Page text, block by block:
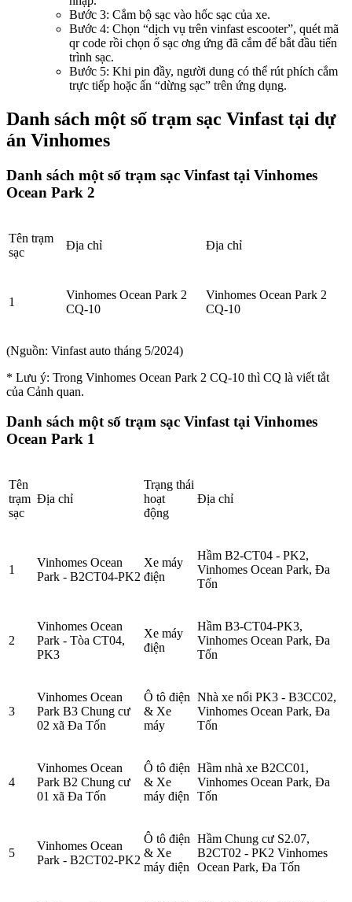
Bước 3: Cắm bộ sạc vào hốc sạc của xe.
Bước 4: Chọn “dịch vụ trên vinfast escooter”, quét mã
qr code rồi chọn ổ sạc ơng ứng đã cắm để bắt đầu tiến
trình sạc.
Bước 5: Khi pin đầy, người dung có thể rút phích cắm
trực tiếp hoặc ấn “dừng sạc” trên ứng dụng.
Danh sách một số trạm sạc Vinfast tại dự
án Vinhomes
Danh sách một số trạm sạc Vinfast tại Vinhomes
Ocean Park 2
Tên trạm
sạc
Địa chỉ Địa chỉ
1
Vinhomes Ocean Park 2
CQ-10
Vinhomes Ocean Park 2
CQ-10
(Nguồn: Vinfast auto tháng 5/2024)
* Lưu ý: Trong Vinhomes Ocean Park 2 CQ-10 thì CQ là viết tắt
của Cảnh quan.
Danh sách một số trạm sạc Vinfast tại Vinhomes
Ocean Park 1
Tên
trạm
sạc
Địa chỉ
Trạng thái
hoạt
động
Địa chỉ
1
Vinhomes Ocean
Park - B2CT04-PK2
Xe máy
điện
Hầm B2-CT04 - PK2,
Vinhomes Ocean Park, Đa
Tốn
2
Vinhomes Ocean
Park - Tòa CT04,
PK3
Xe máy
điện
Hầm B3-CT04-PK3,
Vinhomes Ocean Park, Đa
Tốn
3
Vinhomes Ocean
Park B3 Chung cư
02 xã Đa Tốn
Ô tô điện
& Xe
máy
Nhà xe nổi PK3 - B3CC02,
Vinhomes Ocean Park, Đa
Tốn
4
Vinhomes Ocean
Park B2 Chung cư
01 xã Đa Tốn
Ô tô điện
& Xe
máy điện
Hầm nhà xe B2CC01,
Vinhomes Ocean Park, Đa
Tốn
5
Vinhomes Ocean
Park - B2CT02-PK2
Ô tô điện
& Xe
máy điện
Hầm Chung cư S2.07,
B2CT02 - PK2 Vinhomes
Ocean Park, Đa Tốn